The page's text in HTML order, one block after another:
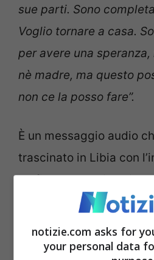
sue parti. Sono
Voglio tornare a casa.
per avere una speranza,
nè madre, ma questo
non ce la posso fare”.
È un messaggio audio
trascinato in Libia con
mafia subsahariana in
Ong, ha inviato a
schiavi in cambio di
notizie.com asks for
your personal data